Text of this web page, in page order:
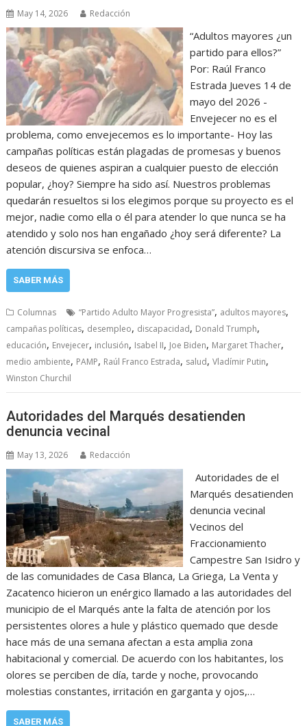
May 14, 2026 Redacción
“Adultos mayores ¿un
partido para ellos?”
Por: Raúl Franco
Estrada Jueves 14 de
mayo del 2026 -
Envejecer no es el
problema, como envejecemos es lo importante- Hoy las
campañas políticas están plagadas de promesas y buenos
deseos de quienes aspiran a cualquier puesto de elección
popular, ¿hoy? Siempre ha sido así. Nuestros problemas
quedarán resueltos si los elegimos porque su proyecto es el
mejor, nadie como ella o él para atender lo que nunca se ha
atendido y solo nos han engañado ¿hoy será diferente? La
atención discursiva se enfoca…
SABER MÁS
Columnas “Partido Adulto Mayor Progresista”, adultos mayores,
campañas políticas, desempleo, discapacidad, Donald Trumph,
educación, Envejecer, inclusión, Isabel II, Joe Biden, Margaret Thacher,
medio ambiente, PAMP, Raúl Franco Estrada, salud,Vladímir Putin,
Winston Churchil
Autoridades del Marqués desatienden
denuncia vecinal
May 13, 2026 Redacción
Autoridades de el
Marqués desatienden
denuncia vecinal
Vecinos del
Fraccionamiento
Campestre San Isidro y
de las comunidades de Casa Blanca, La Griega, La Venta y
Zacatenco hicieron un enérgico llamado a las autoridades del
municipio de el Marqués ante la falta de atención por los
persistentes olores a hule y plástico quemado que desde
hace más de una semana afectan a esta amplia zona
habitacional y comercial. De acuerdo con los habitantes, los
olores se perciben de día, tarde y noche, provocando
molestias constantes, irritación en garganta y ojos,…
SABER MÁS